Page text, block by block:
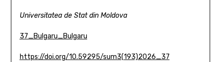
Universitatea de Stat din Moldova
37_Bulgaru_Bulgaru
https://doi.org/10.59295/sum3(193)2026_37